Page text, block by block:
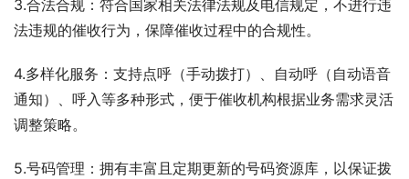
3.合法合规：符合国家相关法律法规及电信规定，不进行违
法违规的催收行为，保障催收过程中的合规性。
4.多样化服务：支持点呼（手动拨打）、自动呼（自动语音
通知）、呼入等多种形式，便于催收机构根据业务需求灵活
调整策略。
5.号码管理：拥有丰富且定期更新的号码资源库，以保证拨